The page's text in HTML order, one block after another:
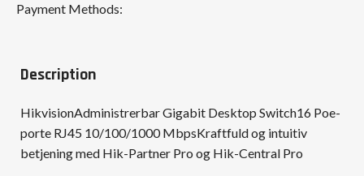
Payment Methods:
Description
HikvisionAdministrerbar Gigabit Desktop Switch16 Poe-
porte RJ45 10/100/1000 MbpsKraftfuld og intuitiv
betjening med Hik-Partner Pro og Hik-Central Pro